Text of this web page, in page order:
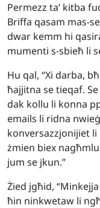
Permezz ta’ kitba
Briffa qasam mas-
dwar kemm hi
mumenti s-sbieħ li
Hu qal, “Xi darba,
ħajjitna se tieqaf.
dak kollu li konna
emails li ridna
konversazzjonijiet
żmien biex
jum se jkun.”
Żied jgħid,
ħin ninkwetaw li